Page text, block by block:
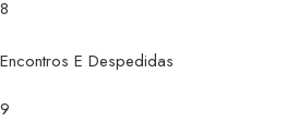
8
Encontros E Despedidas
9